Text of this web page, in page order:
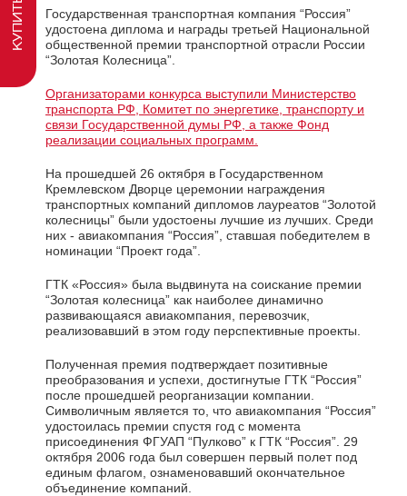
Государственная транспортная компания “Россия”
удостоена диплома и награды третьей Национальной
общественной премии транспортной отрасли России
“Золотая Колесница”.
Организаторами конкурса выступили Министерство
транспорта РФ, Комитет по энергетике, транспорту и
связи Государственной думы РФ, а также Фонд
реализации социальных программ.
На прошедшей 26 октября в Государственном
Кремлевском Дворце церемонии награждения
транспортных компаний дипломов лауреатов “Золотой
колесницы” были удостоены лучшие из лучших. Среди
них - авиакомпания “Россия”, ставшая победителем в
номинации “Проект года”.
ГТК «Россия» была выдвинута на соискание премии
“Золотая колесница” как наиболее динамично
развивающаяся авиакомпания, перевозчик,
реализовавший в этом году перспективные проекты.
Полученная премия подтверждает позитивные
преобразования и успехи, достигнутые ГТК “Россия”
после прошедшей реорганизации компании.
Символичным является то, что авиакомпания “Россия”
удостоилась премии спустя год с момента
присоединения ФГУАП “Пулково” к ГТК “Россия”. 29
октября 2006 года был совершен первый полет под
единым флагом, ознаменовавший окончательное
объединение компаний.